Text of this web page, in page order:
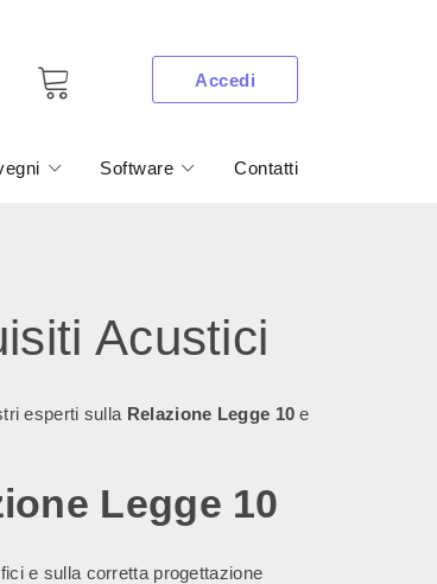
Accedi
Software Contatti
Acustici
esperti sulla Relazione Legge 10 e
Legge 10
e sulla corretta progettazione